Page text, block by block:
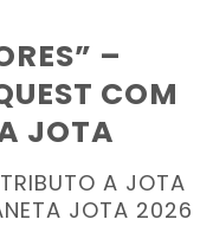
–
COM
JOTA
A JOTA
JOTA 2026